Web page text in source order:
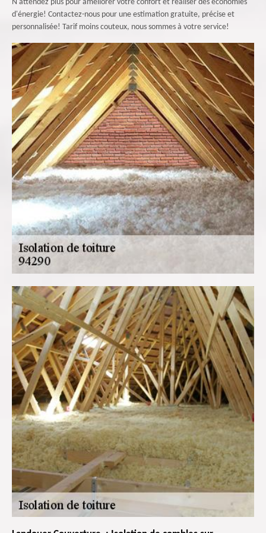
N'attendez plus pour améliorer votre confort et réaliser des économies
d'énergie! Contactez-nous pour une estimation gratuite, précise et
personnalisée! Tarif moins couteux, nous sommes à votre service!